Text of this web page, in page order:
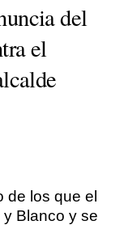
del
el
de los que el
Blanco y se